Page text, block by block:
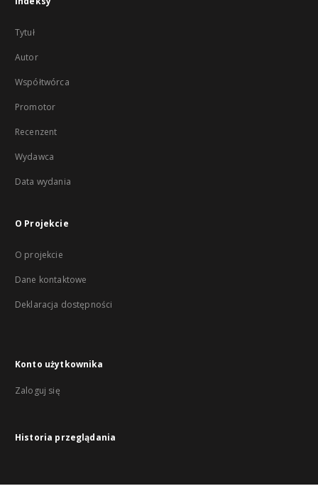
Tytuł
Autor
Współtwórca
Promotor
Recenzent
Wydawca
Data wydania
O Projekcie
O projekcie
Dane kontaktowe
Deklaracja dostępności
Konto użytkownika
Zaloguj się
Historia przeglądania